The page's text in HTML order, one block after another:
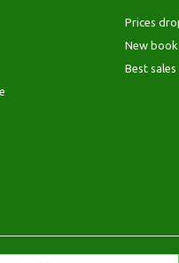
Prices
New
Best sales